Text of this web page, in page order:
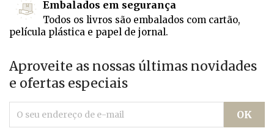
Embalados em segurança
Todos os livros são embalados com cartão,
película plástica e papel de jornal.
Aproveite as nossas últimas novidades
e ofertas especiais